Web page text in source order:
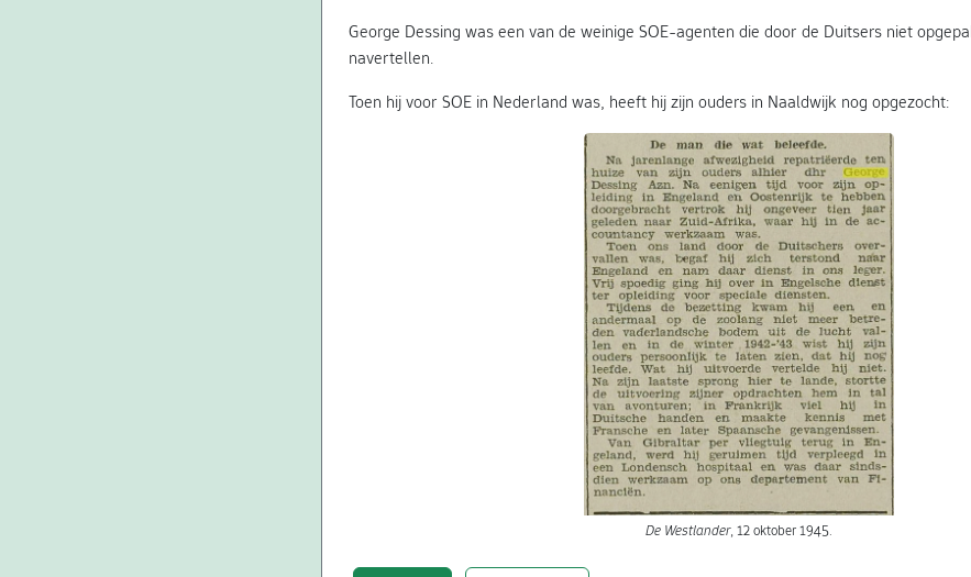
George Dessing was een van de weinige SOE-agenten die door de Duitsers niet
navertellen.
Toen hij voor SOE in Nederland was, heeft hij zijn ouders in Naaldwijk nog opgezocht:
De Westlander, 12 oktober 1945.